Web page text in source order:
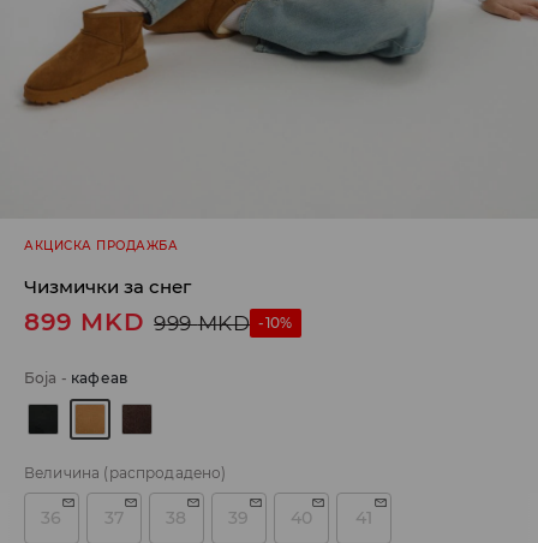
АКЦИСКА ПРОДАЖБА
Чизмички за снег
899 MKD 999 MKD -10%
Боја - кафеав
Величина (распродадено)
36 37 38 39 40 41